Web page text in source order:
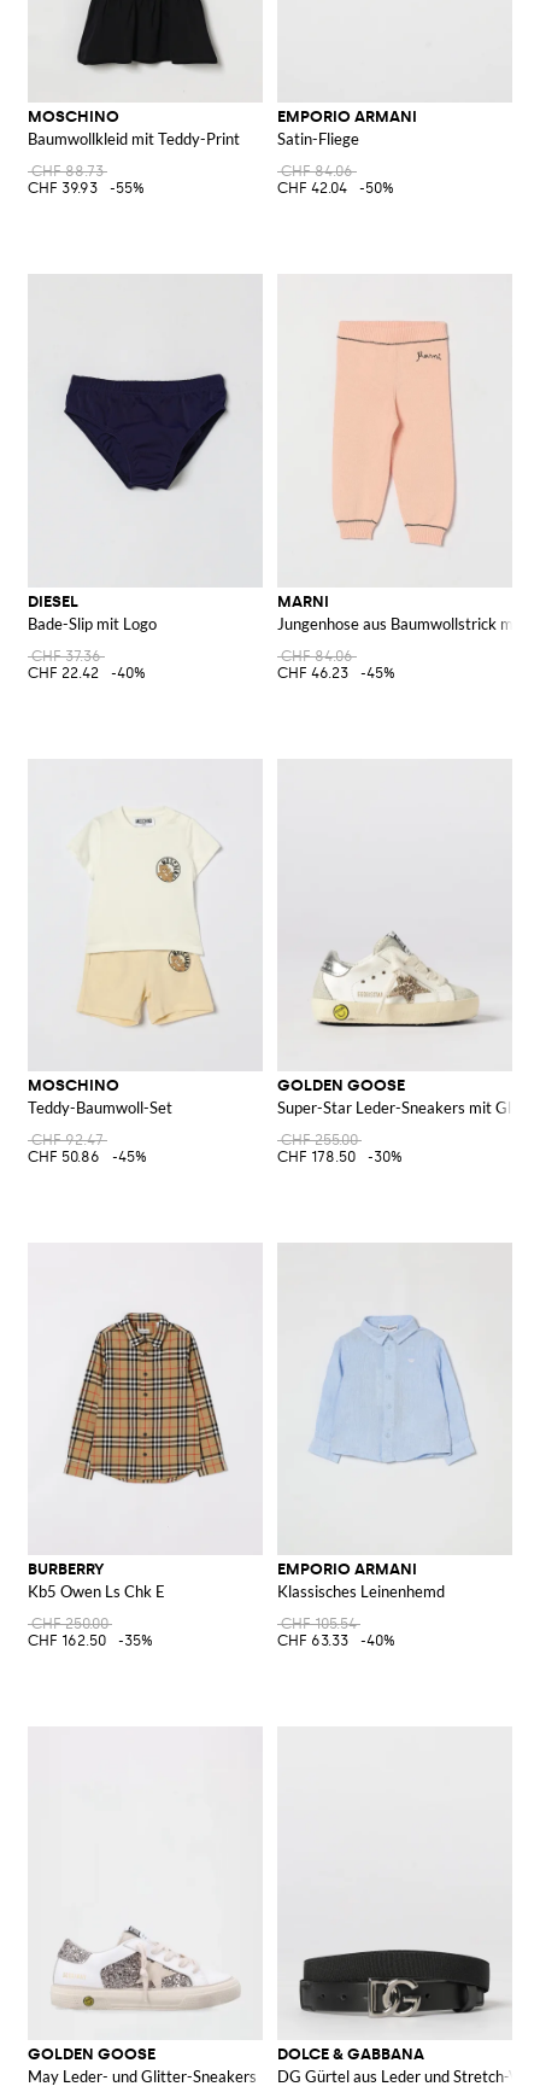
MOSCHINO
Baumwollkleid mit Teddy-Print
CHF 88.73
CHF 39.93
-55%
EMPORIO ARMANI
Satin-Fliege
CHF 84.06
CHF 42.04
-50%
DIESEL
Bade-Slip mit Logo
CHF 37.36
CHF 22.42
-40%
MARNI
Jungenhose aus Baumwollstrick mit
CHF 84.06
CHF 46.23
-45%
MOSCHINO
Teddy-Baumwoll-Set
CHF 92.47
CHF 50.86
-45%
GOLDEN GOOSE
Super-Star Leder-Sneakers mit Glitter
CHF 255.00
CHF 178.50
-30%
BURBERRY
Kb5 Owen Ls Chk E
CHF 250.00
CHF 162.50
-35%
EMPORIO ARMANI
Klassisches Leinenhemd
CHF 105.54
CHF 63.33
-40%
GOLDEN GOOSE
May Leder- und Glitter-Sneakers
DOLCE & GABBANA
DG Gürtel aus Leder und Stretch-